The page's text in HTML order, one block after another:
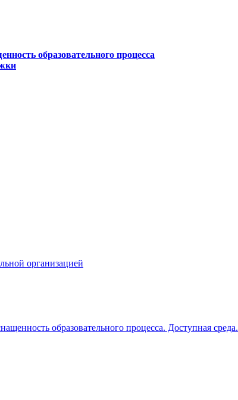
образовательного процесса
организацией
образовательного процесса. Доступная среда.